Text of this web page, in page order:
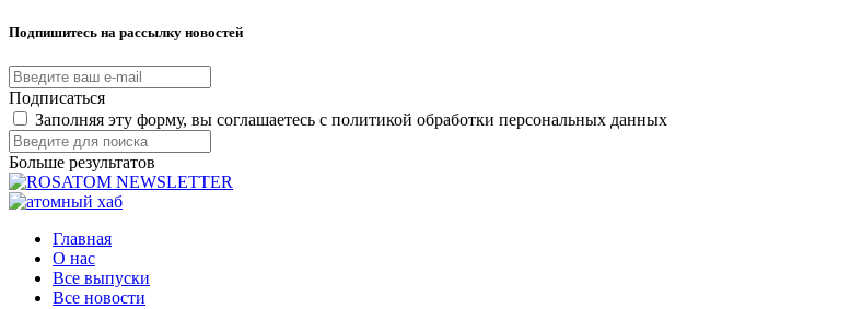
Подпишитесь на рассылку новостей
Подписаться
Заполняя эту форму, вы соглашаетесь с политикой обработки персональных данных
Больше результатов
Главная
О нас
Все выпуски
Все новости